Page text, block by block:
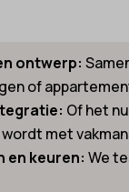
ontwerp:
of
Of het
met
en keuren: We
_gcl_aw
_gcl_gs
__guid
_dd_s